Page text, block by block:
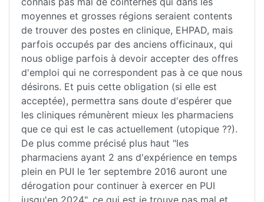
moyennes et grosses régions seraient contents
de trouver des postes en clinique, EHPAD, mais
parfois occupés par des anciens officinaux, qui
nous oblige parfois à devoir accepter des offres
d'emploi qui ne correspondent pas à ce que nous
désirons. Et puis cette obligation (si elle est
acceptée), permettra sans doute d'espérer que
les cliniques rémunèrent mieux les pharmaciens
que ce qui est le cas actuellement (utopique ??).
De plus comme précisé plus haut "les
pharmaciens ayant 2 ans d'expérience en temps
plein en PUI le 1er septembre 2016 auront une
dérogation pour continuer à exercer en PUI
jusqu'en 2024", ce qui est je trouve pas mal et